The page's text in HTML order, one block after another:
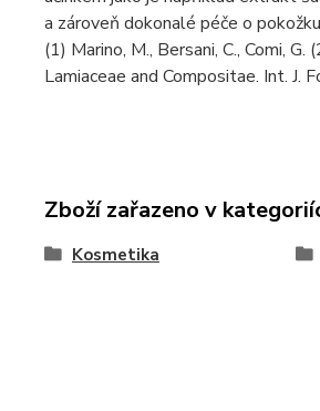
a zároveň dokonalé péče o
(1) Marino, M., Bersani, C., Comi,
Lamiaceae and Compositae. Int.
Zboží zařazeno v
Kosmetika